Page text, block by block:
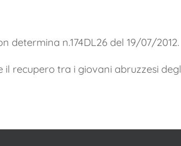
determina n.174DL26 del 19/07/2012.
recupero tra i giovani abruzzesi